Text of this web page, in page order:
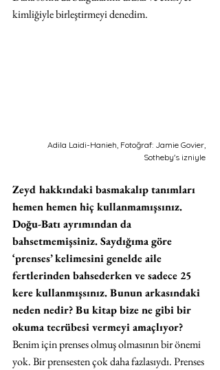
kimliğiyle birleştirmeyi denedim.
Adila Laidi-Hanieh, Fotoğraf: Jamie Govier,
Sotheby's izniyle
Zeyd hakkındaki basmakalıp tanımları
hemen hemen hiç kullanmamışsınız.
Doğu-Batı ayrımından da
bahsetmemişsiniz. Saydığıma göre
‘prenses’ kelimesini genelde aile
fertlerinden bahsederken ve sadece 25
kere kullanmışsınız. Bunun arkasındaki
neden nedir? Bu kitap bize ne gibi bir
okuma tecrübesi vermeyi amaçlıyor?
Benim için prenses olmuş olmasının bir önemi
yok. Bir prensesten çok daha fazlasıydı. Prenses